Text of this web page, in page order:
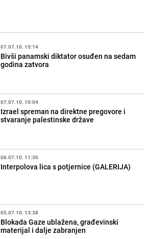
07.07.10. 15:14
Bivši panamski diktator osuđen na sedam
godina zatvora
07.07.10. 10:04
Izrael spreman na direktne pregovore i
stvaranje palestinske države
06.07.10. 11:30
Interpolova lica s potjernice (GALERIJA)
05.07.10. 13:38
Blokada Gaze ublažena, građevinski
materijal i dalje zabranjen